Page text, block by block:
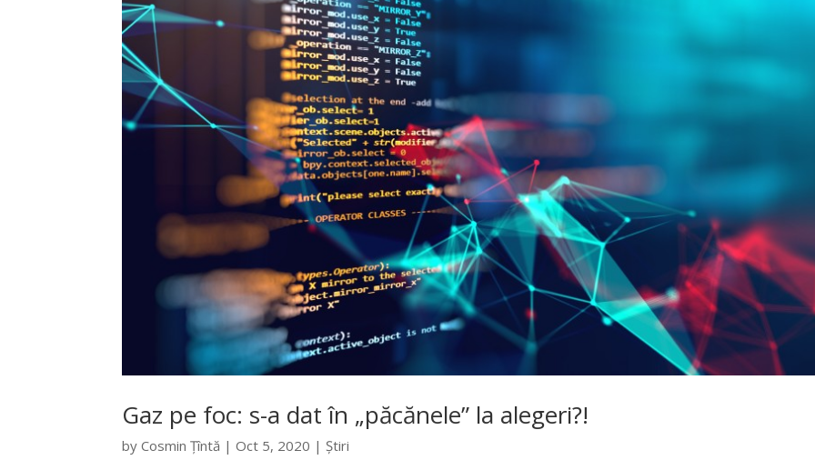
Gaz pe foc: s-a dat în „păcănele” la alegeri?!
byCosmin Țîntă |Oct 5, 2020 | Știri